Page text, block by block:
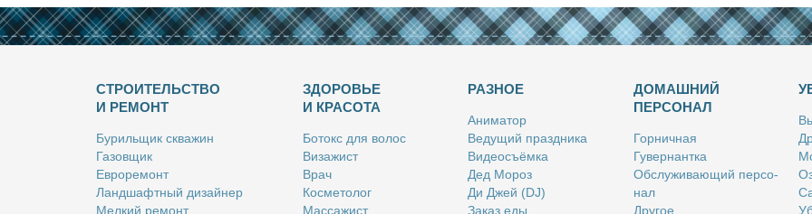
СТРОИТЕЛЬСТВО
И РЕМОНТ
Бу­риль­щик сква­жин
Га­зов­щик
Ев­ро­ре­монт
Ланд­шафт­ный ди­зай­нер
Мел­кий ре­монт
ЗДОРОВЬЕ
И КРАСОТА
Бо­токс для во­лос
Ви­за­жист
Врач
Кос­ме­то­лог
Мас­са­жист
РАЗНОЕ
Ани­ма­тор
Ве­ду­щий празд­ни­ка
Ви­део­съём­ка
Дед Мо­роз
Ди Джей (DJ)
За­каз еды
ДОМАШНИЙ
ПЕРСОНАЛ
Гор­нич­ная
Гу­вер­нант­ка
Об­слу­жи­ва­ю­щий пер­со­
нал
Дру­гое